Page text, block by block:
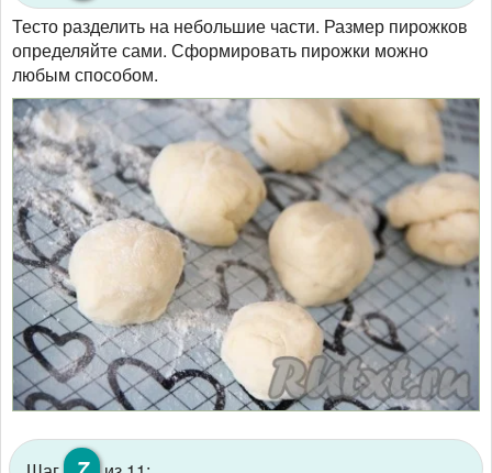
Тесто разделить на небольшие части. Размер пирожков
определяйте сами. Сформировать пирожки можно
любым способом.